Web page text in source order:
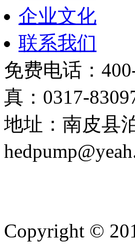
企业文化
联系我们
免费电话：
真：0317-
地址：南皮县
Copyright ©